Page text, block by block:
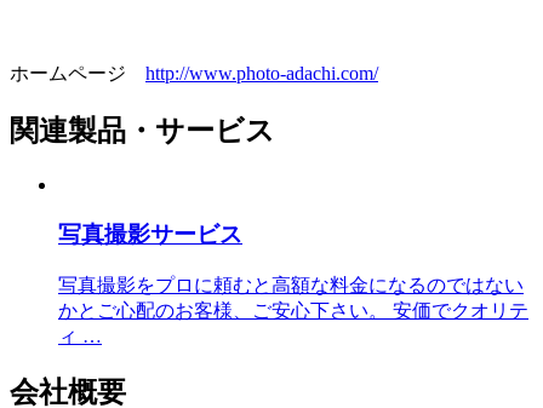
ホームページ http://www.photo-adachi.com/
関連製品・サービス
写真撮影サービス
写真撮影をプロに頼むと高額な料金になるのではない
かとご心配のお客様、ご安心下さい。 安価でクオリテ
ィ …
会社概要